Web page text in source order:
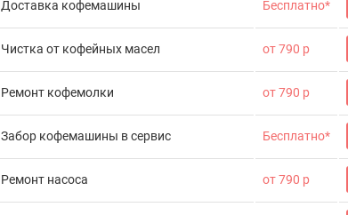
Доставка кофемашины Бесплатно*
Чистка от кофейных масел от 790 р
Ремонт кофемолки от 790 р
Забор кофемашины в сервис Бесплатно*
Ремонт насоса от 790 р